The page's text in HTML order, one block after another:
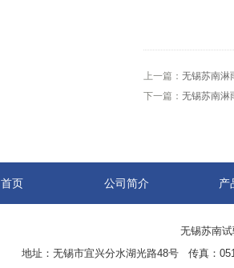
上一篇： 无锡苏南淋
下一篇： 无锡苏南淋
首页 公司简介 产
无锡苏南
地址：无锡市宜兴分水湖光路48号 传真：